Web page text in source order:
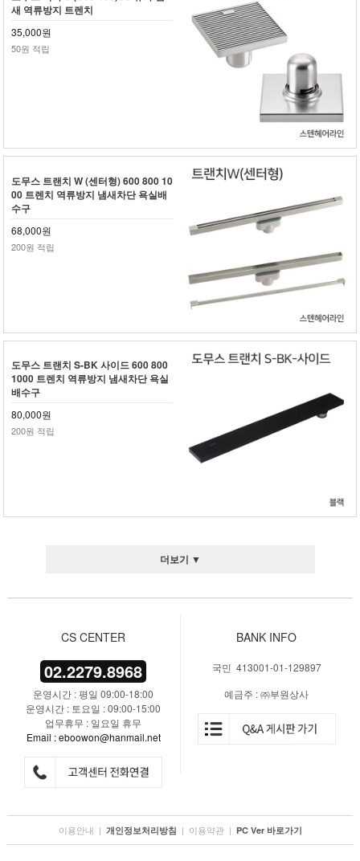
새 역류방지 트렌치
35,000원
50원 적립
도무스 트랜치 W (센터형) 600 800 10
00 트렌치 역류방지 냄새차단 욕실배
수구
68,000원
200원 적립
도무스 트랜치 S-BK 사이드 600 800
1000 트렌치 역류방지 냄새차단 욕실
배수구
80,000원
200원 적립
더보기 ▼
CS CENTER
02.2279.8968
운영시간 : 평일 09:00-18:00
운영시간 : 토요일 : 09:00-15:00
업무휴무 : 일요일 휴무
Email : eboowon@hanmail.net
BANK INFO
국민 413001-01-129897
예금주 : ㈜부원상사
이용안내 | 개인정보처리방침 | 이용약관 | PC Ver 바로가기